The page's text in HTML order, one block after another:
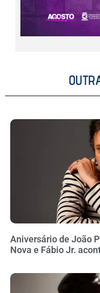
Aniversário de João
Nova e Fábio Jr.